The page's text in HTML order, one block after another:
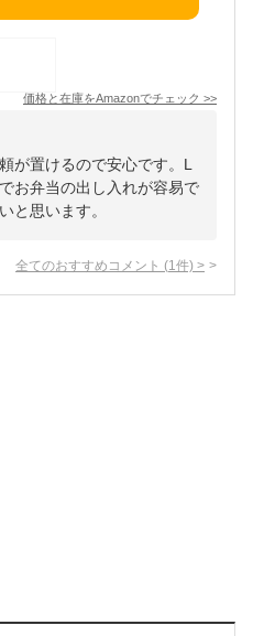
価格と在庫をAmazonでチェック >>
が置けるので安心です。L
お弁当の出し入れが容易で
と思います。
全てのおすすめコメント (1 件) >